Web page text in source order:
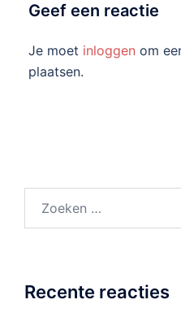
Geef een reactie
Je moet inloggen om
plaatsen.
Recente reacties